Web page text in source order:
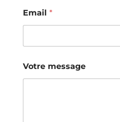
Email *
Votre message